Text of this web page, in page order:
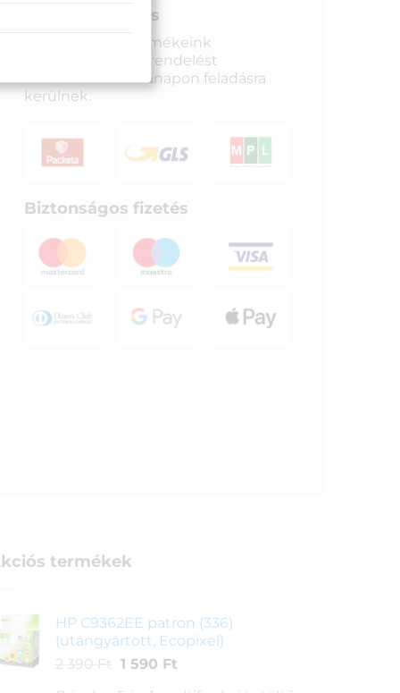
Gyors kiszállítás
Raktáron lévő termékeink
legkésőbb a megrendelést
követkető munkanapon feladásra
kerülnek.
Biztonságos fizetés
termékek
HP C9362EE patron (336)
(utángyártott, Ecopixel)
2 390 Ft Original
1 590 FtCurrent